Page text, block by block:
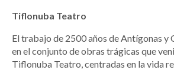
Tiflonuba Teatro
El trabajo de 2500 años de Antígonas y
en el conjunto de obras trágicas que
Tiflonuba Teatro, centradas en la vida